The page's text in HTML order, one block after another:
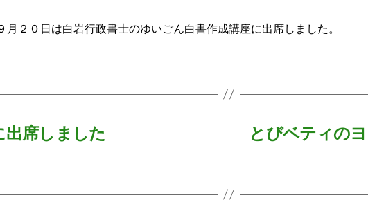
月２０日は白岩行政書士のゆいごん白書作成講座に出席しました。
出席しました
とびベティの